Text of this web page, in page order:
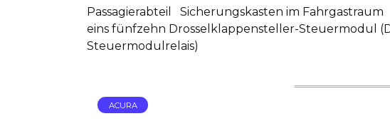
Passagierabteil Sicherungskasten im
eins fünfzehn Drosselklappensteller-Steuermodul
Steuermodulrelais)
ACURA